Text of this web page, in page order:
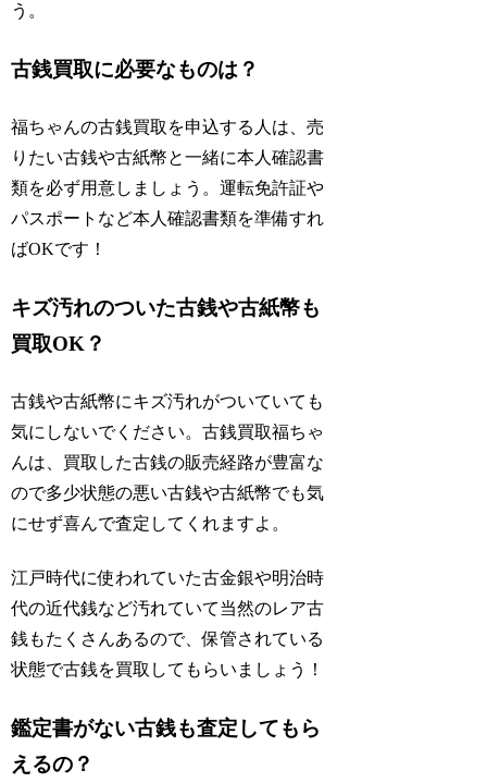
う。
古銭買取に必要なものは？
福ちゃんの古銭買取を申込する人は、売
りたい古銭や古紙幣と一緒に本人確認書
類を必ず用意しましょう。運転免許証や
パスポートなど本人確認書類を準備すれ
ばOKです！
キズ汚れのついた古銭や古紙幣も
買取OK？
古銭や古紙幣にキズ汚れがついていても
気にしないでください。古銭買取福ちゃ
んは、買取した古銭の販売経路が豊富な
ので多少状態の悪い古銭や古紙幣でも気
にせず喜んで査定してくれますよ。
江戸時代に使われていた古金銀や明治時
代の近代銭など汚れていて当然のレア古
銭もたくさんあるので、保管されている
状態で古銭を買取してもらいましょう！
鑑定書がない古銭も査定してもら
えるの？